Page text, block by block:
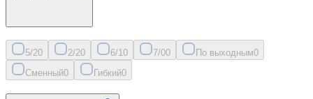
5/20 2/20 6/10 7/00 По выходным0
Сменный0 Гибкий0